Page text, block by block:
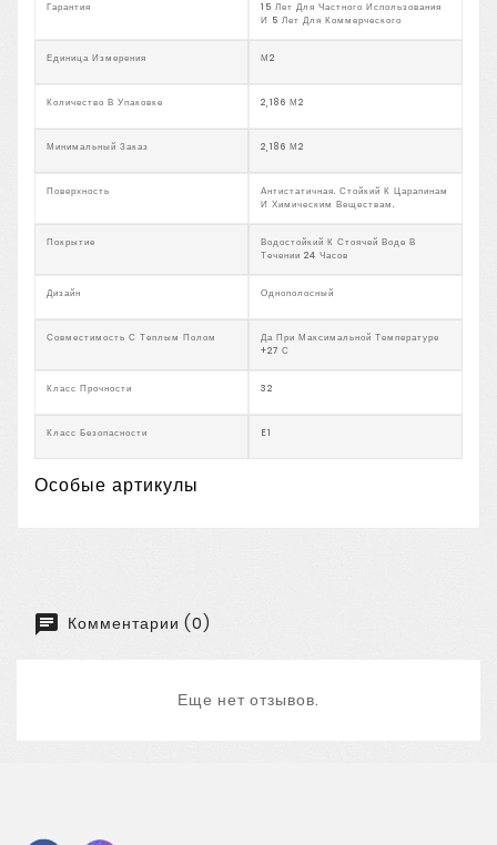
Гарантия
15 Лет Для Частного Использования
И 5 Лет Для Коммерческого
Единица Измерения М2
Количество В Упаковке 2,186 М2
Минимальный Заказ 2,186 М2
Поверхность
Антистатичная. Стойкий К Царапинам
И Химическим Веществам.
Покрытие
Водостойкий К Стоячей Воде В
Течении 24 Часов
Дизайн Однополосный
Совместимость С Теплым Полом
Да При Максимальной Температуре
+27 С
Класс Прочности 32
Класс Безопасности E1
Особые артикулы
Комментарии (0)
Еще нет отзывов.